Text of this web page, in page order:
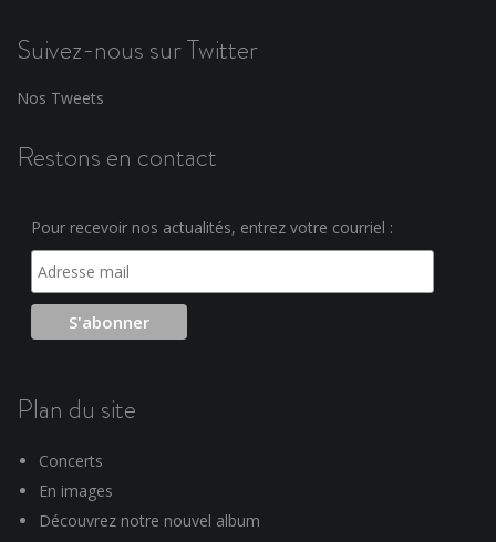
Suivez-nous sur Twitter
Nos Tweets
Restons en contact
Pour recevoir nos actualités, entrez votre courriel :
Plan du site
Concerts
En images
Découvrez notre nouvel album